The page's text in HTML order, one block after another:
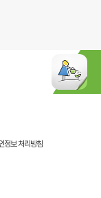
정보 처리방침